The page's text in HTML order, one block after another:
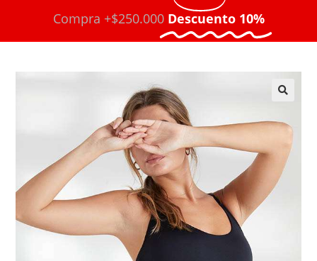
Compra +$250.000 Descuento 10%